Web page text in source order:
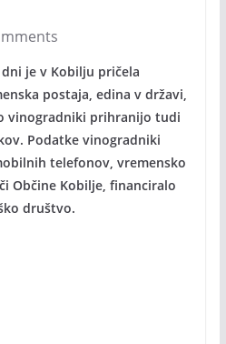
je v Kobilju pričela
postaja, edina v državi,
vinogradniki prihranijo tudi
Podatke vinogradniki
telefonov, vremensko
Občine Kobilje, financiralo
društvo.